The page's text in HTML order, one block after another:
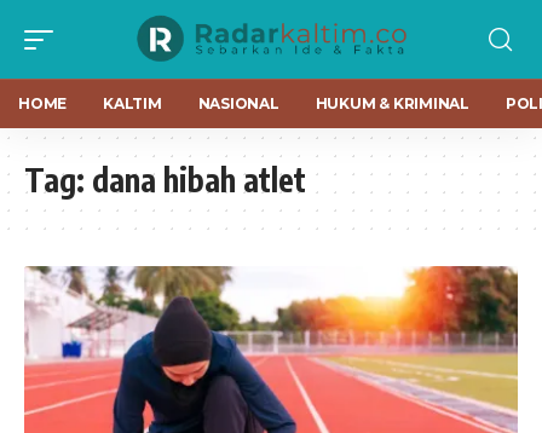
HOME KALTIM NASIONAL HUKUM & KRIMINAL
Tag: dana hibah atlet